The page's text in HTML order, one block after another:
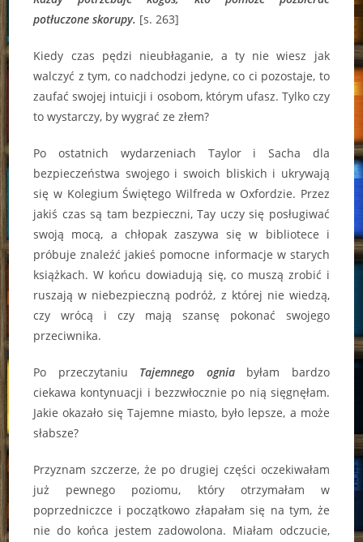
potłuczone skorupy. [s. 263]
Kiedy czas pędzi nieubłaganie, a ty nie wiesz jak
walczyć z tym, co nadchodzi jedyne, co ci pozostaje, to
zaufać swojej intuicji i osobom, którym ufasz. Tylko czy
to wystarczy, by wygrać ze złem?
Po ostatnich wydarzeniach Taylor i Sacha dla
bezpieczeństwa swojego i swoich bliskich i ukrywają
się w Kolegium Świętego Wilfreda w Oxfordzie. Przez
jakiś czas są tam bezpieczni, Tay uczy się posługiwać
swoją mocą, a chłopak zaszywa się w bibliotece i
próbuje znaleźć jakieś pomocne informacje w starych
książkach. W końcu dowiadują się, co muszą zrobić i
ruszają w niebezpieczną podróż, z której nie wiedzą,
czy wrócą i czy mają szansę pokonać swojego
przeciwnika.
Po przeczytaniu Tajemnego ogniabyłam bardzo
ciekawa kontynuacji i bezzwłocznie po nią sięgnęłam.
Jakie okazało się Tajemne miasto, było lepsze, a może
słabsze?
Przyznam szczerze, że po drugiej części oczekiwałam
już pewnego poziomu, który otrzymałam w
poprzedniczce i początkowo złapałam się na tym, że
nie do końca jestem zadowolona. Miałam odczucie,